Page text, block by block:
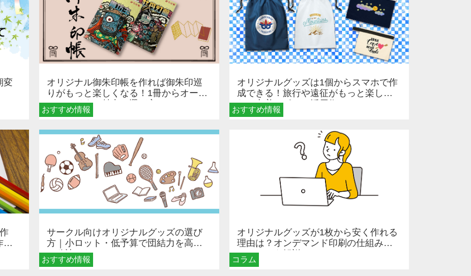
変
おすすめ情報
オリジナル御朱印帳を作れば御朱印巡
りがもっと楽しくなる！1冊からオーダ
ーメイドする魅力と選び方
おすすめ情報
オリジナルグッズは1個からスマホで作
成できる！旅行や遠征がもっと楽しく
なる巾着＆ポーチ活用術
の
おすすめ情報
サークル向けオリジナルグッズの選び
方｜小ロット・低予算で団結力を高め
る秘訣
コラム
オリジナルグッズが1枚から安く作れる
理由は？オンデマンド印刷の仕組みと
メリットを解説